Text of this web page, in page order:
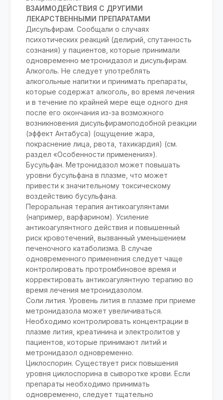
ВЗАИМОДЕЙСТВИЯ С ДРУГИМИ
ЛЕКАРСТВЕННЫМИ ПРЕПАРАТАМИ
Дисульфирам. Сообщали о случаях
психотических реакций (делирий, спутанность
сознания) у пациентов, которые принимали
одновременно метронидазол и дисульфирам.
Алкоголь. Не следует употреблять
алкогольные напитки и принимать препараты,
которые содержат алкоголь, во время лечения
и в течение по крайней мере еще одного дня
после его окончания из-за возможного
возникновения дисульфирамоподобной реакции
(эффект Антабуса) (ощущение жара,
покраснение лица, рвота, тахикардия) (см.
раздел «Особенности применения»).
Бусульфан. Метронидазол может повышать
уровни бусульфана в плазме, что может
привести к значительному токсическому
воздействию бусульфана.
Пероральная терапия антикоагулянтами
(например, варфарином). Усиление
антикоагулянтного действия и повышенный
риск кровотечений, вызванный уменьшением
печеночного катаболизма. В случае
одновременного применения следует чаще
контролировать протромбиновое время и
корректировать антикоагулянтную терапию во
время лечения метронидазолом.
Соли лития. Уровень лития в плазме при приеме
метронидазола может увеличиваться.
Необходимо контролировать концентрации в
плазме лития, креатинина и электролитов у
пациентов, которые принимают литий и
метронидазол одновременно.
Циклоспорин. Существует риск повышения
уровня циклоспорина в сыворотке крови. Если
препараты необходимо принимать
одновременно, следует тщательно